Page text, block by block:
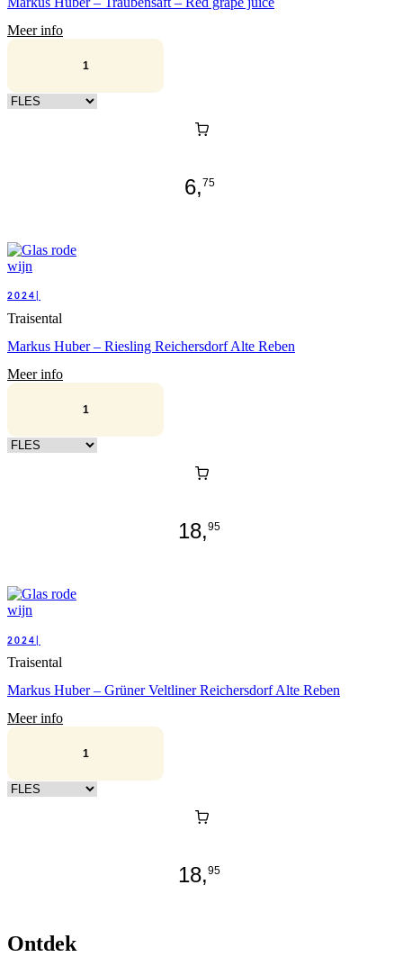
Meer info
Kies verpakking
6,75
2024|
Traisental
Markus Huber – Riesling Reichersdorf Alte Reben
Meer info
Kies verpakking
18,95
2024|
Traisental
Markus Huber – Grüner Veltliner Reichersdorf Alte Reben
Meer info
Kies verpakking
18,95
Ontdek